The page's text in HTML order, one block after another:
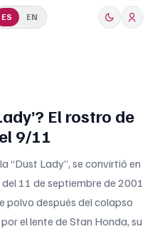
ES EN
El rostro de
9/11
“Dust Lady”, se convirtió en
11 de septiembre de 2001
después del colapso
el lente de Stan Honda, su